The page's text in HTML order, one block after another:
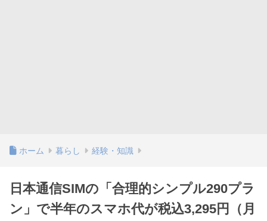
ホーム 暮らし 経験・知識
日本通信SIMの「合理的シンプル290プラ
ン」で半年のスマホ代が税込3,295円（月